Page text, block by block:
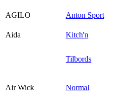
AGILO
Anton Sport
Aida
Kitch'n
Tilbords
Air Wick Normal